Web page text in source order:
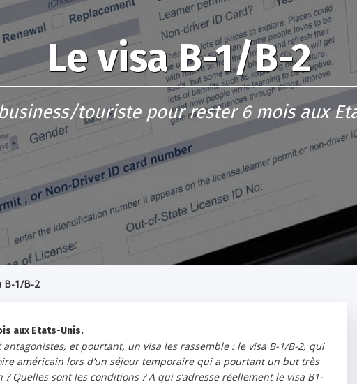
Le visa B-1/B-2
touriste pour rester 6 mois aux
B-1/B-2
aux Etats-Unis.
et pourtant, un visa les rassemble : le visa B-1/B-2, qui
américain lors d’un séjour temporaire qui a pourtant un but très
Quelles sont les conditions ? A qui s’adresse réellement le visa B1-